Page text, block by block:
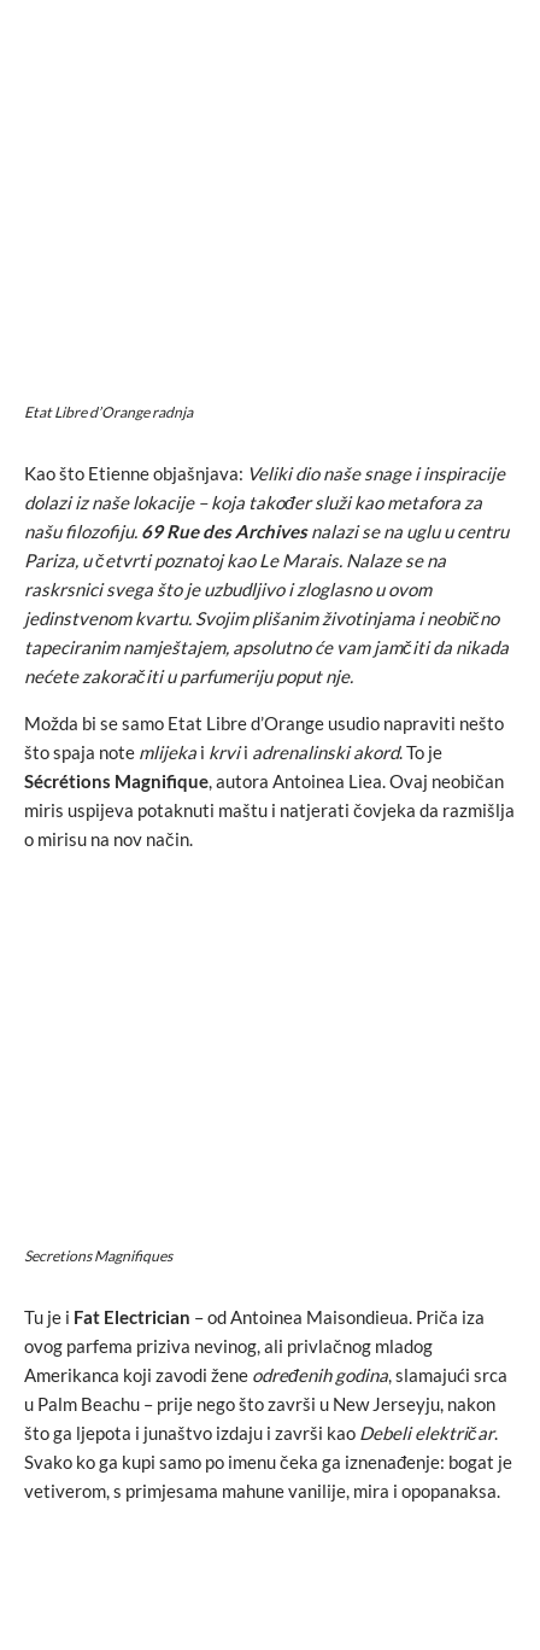
Etat Libre d’Orange radnja
Kao što Etienne objašnjava: Veliki dio naše snage i inspiracije
dolazi iz naše lokacije – koja također služi kao metafora za
našu filozofiju. 69 Rue des Archivesnalazi se na uglu u centru
Pariza, u četvrti poznatoj kao Le Marais. Nalaze se na
raskrsnici svega što je uzbudljivo i zloglasno u ovom
jedinstvenom kvartu. Svojim plišanim životinjama i neobično
tapeciranim namještajem, apsolutno će vam jamčiti da nikada
nećete zakoračiti u parfumeriju poput nje.
Možda bi se samo Etat Libre d’Orange usudio napraviti nešto
što spaja note mlijeka i krvii adrenalinski akord. To je
Sécrétions Magnifique, autora Antoinea Liea. Ovaj neobičan
miris uspijeva potaknuti maštu i natjerati čovjeka da razmišlja
o mirisu na nov način.
Secretions Magnifiques
Tu je i Fat Electrician – od Antoinea Maisondieua. Priča iza
ovog parfema priziva nevinog, ali privlačnog mladog
Amerikanca koji zavodi žene određenih godina, slamajući srca
u Palm Beachu – prije nego što završi u New Jerseyju, nakon
što ga ljepota i junaštvo izdaju i završi kao Debeli električar.
Svako ko ga kupi samo po imenu čeka ga iznenađenje: bogat je
vetiverom, s primjesama mahune vanilije, mira i opopanaksa.